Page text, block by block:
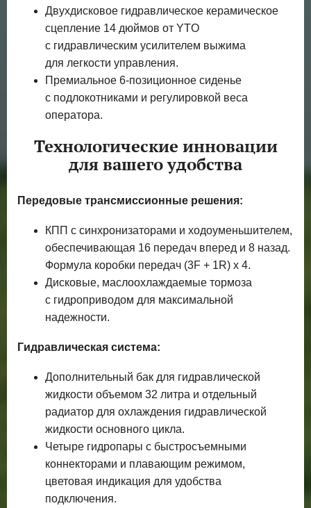
Двухдисковое гидравлическое керамическое
сцепление 14 дюймов от YTO
с гидравлическим усилителем выжима
для легкости управления.
Премиальное 6-позиционное сиденье
с подлокотниками и регулировкой веса
оператора.
Технологические инновации
для вашего удобства
Передовые трансмиссионные решения:
КПП с синхронизаторами и ходоуменьшителем,
обеспечивающая 16 передач вперед и 8 назад.
Формула коробки передач (3F + 1R) x 4.
Дисковые, маслоохлаждаемые тормоза
с гидроприводом для максимальной
надежности.
Гидравлическая система:
Дополнительный бак для гидравлической
жидкости объемом 32 литра и отдельный
радиатор для охлаждения гидравлической
жидкости основного цикла.
Четыре гидропары с быстросъемными
коннекторами и плавающим режимом,
цветовая индикация для удобства
подключения.